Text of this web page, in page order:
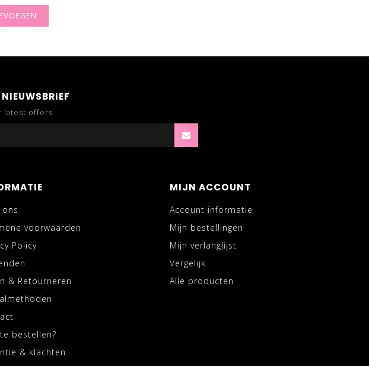
latest offers
ons
voorwaarden
Policy
& Retourneren
bestellen?
& klachten
MIJN ACCOUNT
Account informatie
Mijn bestellingen
Mijn verlanglijst
Vergelijk
Alle producten